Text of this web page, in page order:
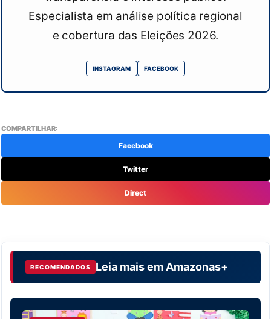
Especialista em análise política regional
e cobertura das Eleições 2026.
INSTAGRAM FACEBOOK
COMPARTILHAR:
Facebook
Twitter
Direct
RECOMENDADOS Leia mais emAmazonas+